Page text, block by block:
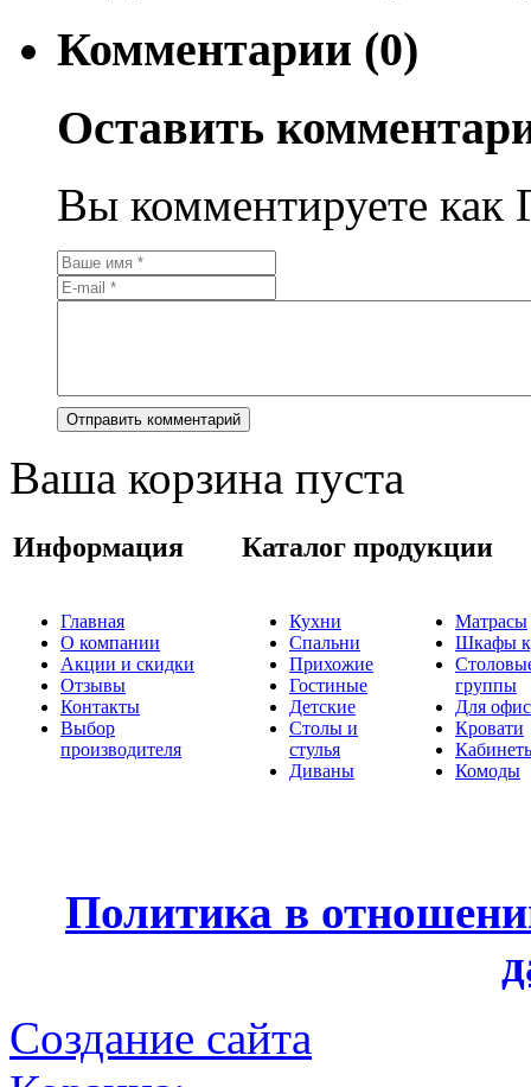
Комментарии (0)
Оставить
Вы комментируете как
Ваша корзина пуста
Информация Каталог продукции
Главная
О компании
Акции и скидки
Отзывы
Контакты
Выбор
производителя
Кухни
Спальни
Прихожие
Гостиные
Детские
Столы и
стулья
Диваны
Матрасы
Шкафы
группы
Для
Кровати
Комоды
Политика в
Создание сайта